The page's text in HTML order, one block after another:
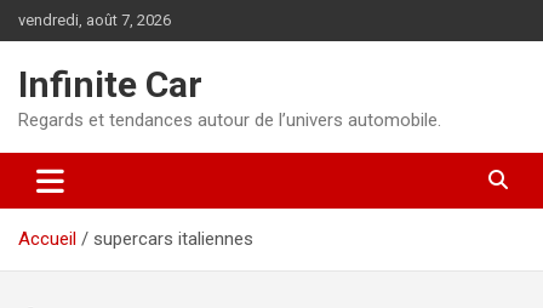
au
vendredi, août 7, 2026
Infinite Car
Regards et tendances autour de l’univers automobile.
Accueil supercars italiennes